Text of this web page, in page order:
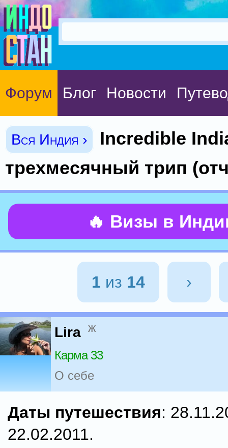
Форум Блог Новости
Вся Индия ›
Incredible
трехмесячный трип
🔥 Визы в
1 из 14 ›
Lira ж
Карма 33
О себе
Даты путешествия:
22.02.2011.